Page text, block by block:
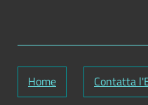
Home Contatta